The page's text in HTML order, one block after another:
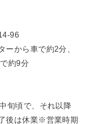
96
ーから車で約2分、
約9分
旬頃で、それ以降
後は休業※営業時期